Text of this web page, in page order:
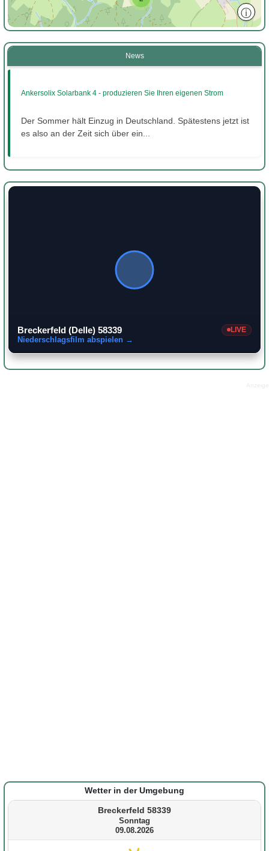
ⓘ
News
Ankersolix Solarbank 4 - produzieren Sie Ihren eigenen Strom
Der Sommer hält Einzug in Deutschland. Spätestens jetzt ist
es also an der Zeit sich über ein...
Breckerfeld (Delle) 58339 LIVE
Niederschlagsfilm abspielen →
Wetter in der Umgebung
Breckerfeld 58339
Sonntag
09.08.2026